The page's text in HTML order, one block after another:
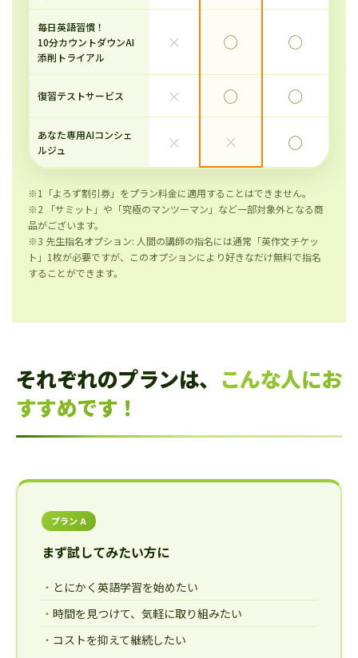
毎日英語習慣！
10分カウントダウンAI
添削トライアル
× ◯ ◯
復習テストサービス × ◯ ◯
あなた専用AIコンシェ
ルジュ
× × ◯
※1「よろず割引券」をプラン料金に適用することはできません。
※2 「サミット」や「究極のマンツーマン」など一部対象外となる商
品がございます。
※3 先生指名オプション: 人間の講師の指名には通常「英作文チケッ
ト」1枚が必要ですが、このオプションにより好きなだけ無料で指名
することができます。
それぞれのプランは、 こんな人にお
すすめです！
プラン A
まず試してみたい方に
とにかく英語学習を始めたい
時間を見つけて、気軽に取り組みたい
コストを抑えて継続したい